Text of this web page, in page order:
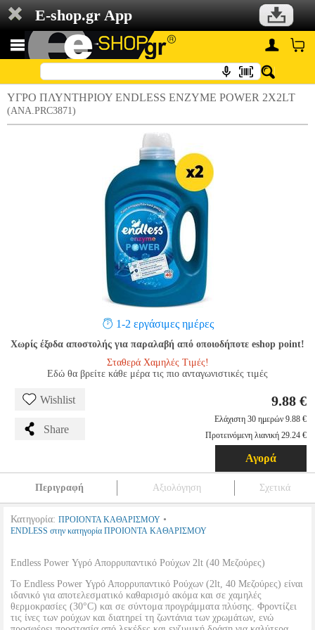
E-shop.gr App
ΥΓΡΟ ΠΛΥΝΤΗΡΙΟΥ ENDLESS ENZYME POWER 2X2LT
(ANA.PRC3871)
1-2 εργάσιμες ημέρες
Χωρίς έξοδα αποστολής για παραλαβή από οποιοδήποτε eshop point!
Σταθερά Χαμηλές Τιμές!
Εδώ θα βρείτε κάθε μέρα τις πιο ανταγωνιστικές τιμές
Wishlist
Share
9.88 €
Ελάχιστη 30 ημερών 9.88 €
Προτεινόμενη λιανική 29.24 €
Αγορά
Περιγραφή Αξιολόγηση Σχετικά
Κατηγορία: ΠΡΟΙΟΝΤΑ ΚΑΘΑΡΙΣΜΟΥ •
ENDLESS στην κατηγορία ΠΡΟΙΟΝΤΑ ΚΑΘΑΡΙΣΜΟΥ
Endless Power Υγρό Απορρυπαντικό Ρούχων 2lt (40 Μεζούρες)
Το Endless Power Υγρό Απορρυπαντικό Ρούχων (2lt, 40 Μεζούρες) είναι
ιδανικό για αποτελεσματικό καθαρισμό ακόμα και σε χαμηλές
θερμοκρασίες (30°C) και σε σύντομα προγράμματα πλύσης. Φροντίζει
τις ίνες των ρούχων και διατηρεί τη ζωντάνια των χρωμάτων, ενώ